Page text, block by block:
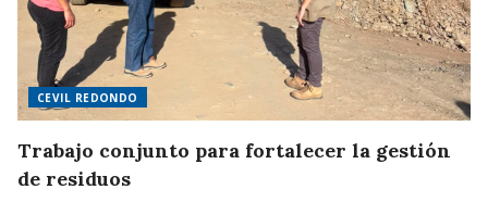
CEVIL REDONDO
Trabajo conjunto para fortalecer la gestión
de residuos